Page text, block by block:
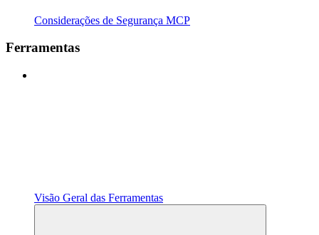
Considerações de Segurança MCP
Ferramentas
Visão Geral das Ferramentas